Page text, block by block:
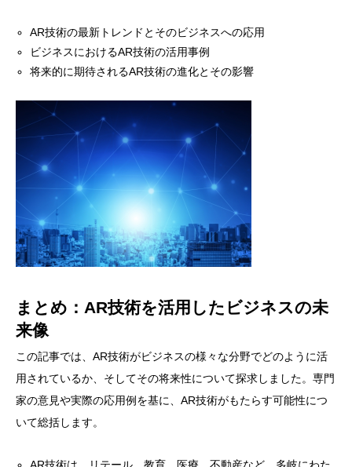
AR技術の最新トレンドとそのビジネスへの応用
ビジネスにおけるAR技術の活用事例
将来的に期待されるAR技術の進化とその影響
まとめ：AR技術を活用したビジネスの未
来像
この記事では、AR技術がビジネスの様々な分野でどのように活
用されているか、そしてその将来性について探求しました。専門
家の意見や実際の応用例を基に、AR技術がもたらす可能性につ
いて総括します。